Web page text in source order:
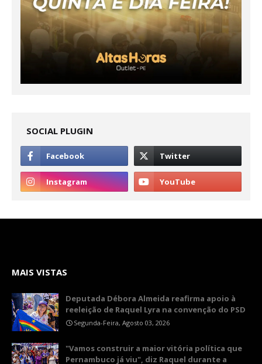
SOCIAL PLUGIN
MAIS VISTAS
Deputada Débora Almeida reafirma apoio à
reeleição de Raquel Lyra na convenção do PSD
Segunda-Feira, Agosto 03, 2026
"Vamos construir a maior vitória política que
Pernambuco já viu", diz Raquel durante a